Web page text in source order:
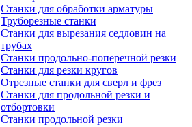
Станки для обработки арматуры
Труборезные станки
Станки для вырезания седловин на
трубаx
Станки продольно-поперечной резки
Станки для резки кругов
Отрезные станки для сверл и фрез
Станки для продольной резки и
отбортовки
Станки продольной резки